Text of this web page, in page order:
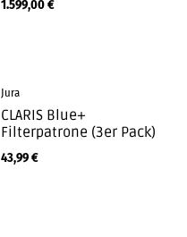
1.599,00€
Jura
CLARIS Blue+
Filterpatrone (3er Pack)
43,99€